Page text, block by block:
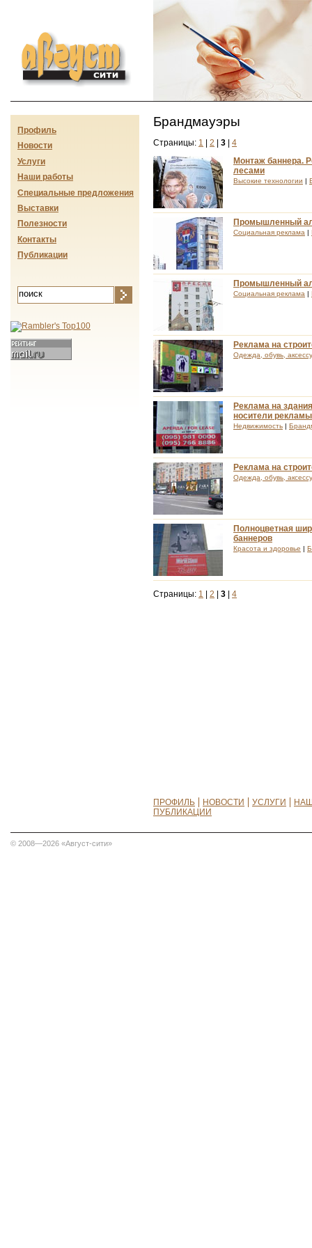
Август-сити
Брандмауэры
Страницы: 1 2 3
4
Монтаж баннера.
лесами
Высокие технологии
Промышленный
Социальная реклама
Промышленный
Социальная реклама
Реклама на
Одежда, обувь,
Реклама на
носители
Недвижимость
Реклама на
Одежда, обувь,
Полноцветная
баннеров
Красота и здоровье
Страницы: 1 2 3 4
Профиль
Новости
Услуги
Наши работы
Специальные предложения
Выставки
Полезности
Контакты
Публикации
ПРОФИЛЬ НОВОСТИ УСЛУГИ
ПУБЛИКАЦИИ
© 2008—2026 «Август-сити»